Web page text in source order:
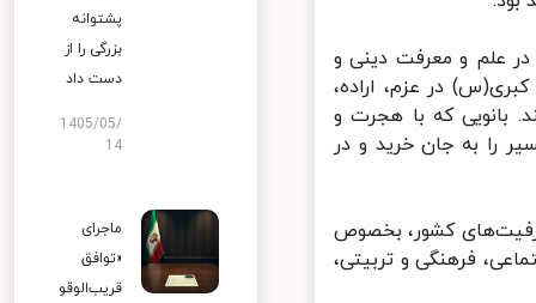
علم و معرفت دینی و
در عزم، اراده،
که با هجرت و
به جان خرید و در
کشور، بخصوص
فرهنگی و تربیتی،
پشتوانه
بزرگی را از
دست داد
1405/05/
14
ماجرای
«توافق
قریب‌الوقو